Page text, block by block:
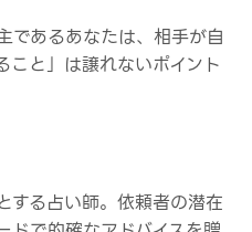
であるあなたは、相手が自
こと」は譲れないポイント
する占い師。依頼者の潜在